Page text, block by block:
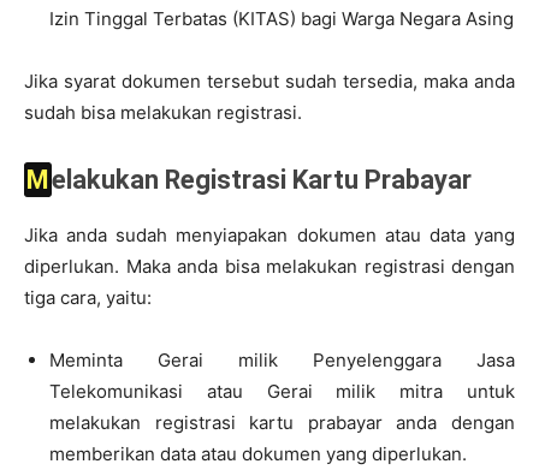
Izin Tinggal Terbatas (KITAS) bagi Warga Negara Asing
Jika syarat dokumen tersebut sudah tersedia, maka anda
sudah bisa melakukan registrasi.
Melakukan Registrasi Kartu Prabayar
Jika anda sudah menyiapakan dokumen atau data yang
diperlukan. Maka anda bisa melakukan registrasi dengan
tiga cara, yaitu:
Meminta Gerai milik Penyelenggara Jasa
Telekomunikasi atau Gerai milik mitra untuk
melakukan registrasi kartu prabayar anda dengan
memberikan data atau dokumen yang diperlukan.